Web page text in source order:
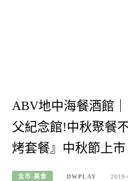
ABV地中海餐酒館
父紀念館!中秋聚餐
烤套餐』中秋節上市
北市-美食 DWPLAY